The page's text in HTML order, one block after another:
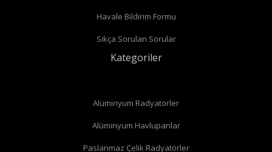
Havale Bildirim Formu
Sıkça Sorulan Sorular
Kategoriler
Alüminyum Radyatörler
Alüminyum Havlupanlar
Paslanmaz Çelik Radyatörler